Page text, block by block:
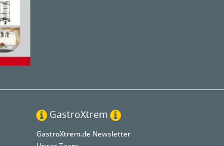
GastroXtrem
GastroXtrem.de Newsletter